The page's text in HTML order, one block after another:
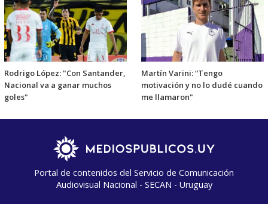
Rodrigo López: "Con Santander,
Nacional va a ganar muchos
goles"
Martín Varini: “Tengo
motivación y no lo dudé cuando
me llamaron"
Portal de contenidos del Servicio de Comunicación
Audiovisual Nacional - SECAN - Uruguay